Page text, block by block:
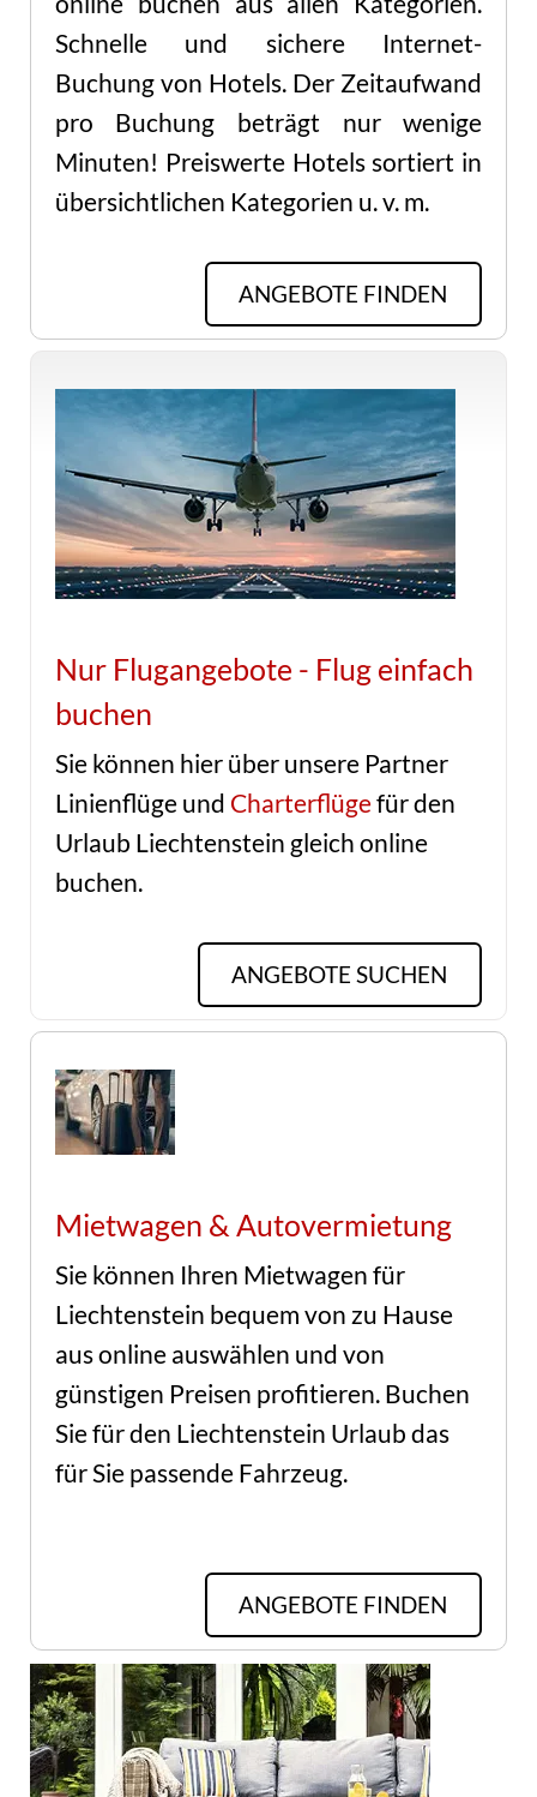
Schnelle und sichere Internet-
Buchung von Hotels. Der Zeitaufwand
pro Buchung beträgt nur wenige
Minuten! Preiswerte Hotels sortiert in
übersichtlichen Kategorien u. v. m.
ANGEBOTE FINDEN
Nur Flugangebote - Flug einfach
buchen
Sie können hier über unsere Partner
Linienflüge und Charterflügefür den
Urlaub Liechtenstein gleich online
buchen.
ANGEBOTE SUCHEN
Mietwagen & Autovermietung
Sie können Ihren Mietwagen für
Liechtenstein bequem von zu Hause
aus online auswählen und von
günstigen Preisen profitieren. Buchen
Sie für den Liechtenstein Urlaub das
für Sie passende Fahrzeug.
ANGEBOTE FINDEN